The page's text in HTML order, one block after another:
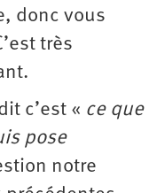
donc vous
très
c’est « ce que
pose
notre